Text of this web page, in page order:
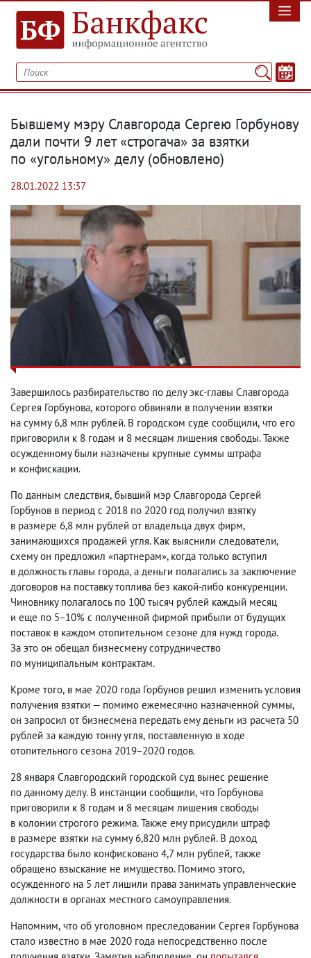
Бывшему мэру Славгорода Сергею Горбунову
дали почти 9 лет «строгача» за взятки
по «угольному» делу (обновлено)
28.01.2022 13:37
Завершилось разбирательство по делу экс-главы Славгорода
Сергея Горбунова, которого обвиняли в получении взятки
на сумму 6,8 млн рублей. В городском суде сообщили, что его
приговорили к 8 годам и 8 месяцам лишения свободы. Также
осужденному были назначены крупные суммы штрафа
и конфискации.
По данным следствия, бывший мэр Славгорода Сергей
Горбунов в период с 2018 по 2020 год получил взятку
в размере 6,8 млн рублей от владельца двух фирм,
занимающихся продажей угля. Как выяснили следователи,
схему он предложил «партнерам», когда только вступил
в должность главы города, а деньги полагались за заключение
договоров на поставку топлива без какой-либо конкуренции.
Чиновнику полагалось по 100 тысяч рублей каждый месяц
и еще по 5−10% с полученной фирмой прибыли от будущих
поставок в каждом отопительном сезоне для нужд города.
За это он обещал бизнесмену сотрудничество
по муниципальным контрактам.
Кроме того, в мае 2020 года Горбунов решил изменить условия
получения взятки — помимо ежемесячно назначенной суммы,
он запросил от бизнесмена передать ему деньги из расчета 50
рублей за каждую тонну угля, поставленную в ходе
отопительного сезона 2019−2020 годов.
28 января Славгородский городской суд вынес решение
по данному делу. В инстанции сообщили, что Горбунова
приговорили к 8 годам и 8 месяцам лишения свободы
в колонии строгого режима. Также ему присудили штраф
в размере взятки на сумму 6,820 млн рублей. В доход
государства было конфисковано 4,7 млн рублей, также
обращено взыскание не имущество. Помимо этого,
осужденного на 5 лет лишили права занимать управленческие
должности в органах местного самоуправления.
Напомним, что об уголовном преследовании Сергея Горбунова
стало известно в мае 2020 года непосредственно после